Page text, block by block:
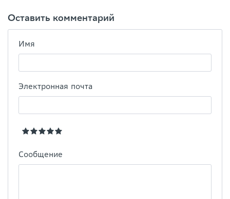
Оставить комментарий
Имя
Электронная почта
Сообщение